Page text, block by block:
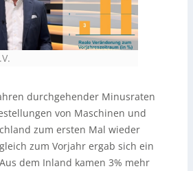
durchgehender Minusraten
von Maschinen und
zum ersten Mal wieder
zum Vorjahr ergab sich ein
dem Inland kamen 3% mehr